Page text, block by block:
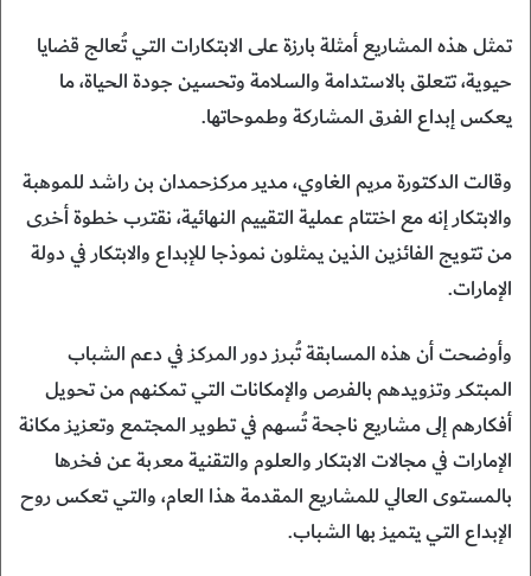
تمثل هذه المشاريع أمثلة بارزة على الابتكارات التي تُعالج قضايا
حيوية، تتعلق بالاستدامة والسلامة وتحسين جودة الحياة، ما
يعكس إبداع الفرق المشاركة وطموحاتها.
وقالت الدكتورة مريم الغاوي، مدير مركزحمدان بن راشد للموهبة
والابتكار إنه مع اختتام عملية التقييم النهائية، نقترب خطوة أخرى
من تتويج الفائزين الذين يمثلون نموذجا للإبداع والابتكار في دولة
الإمارات.
وأوضحت أن هذه المسابقة تُبرز دور المركز في دعم الشباب
المبتكر وتزويدهم بالفرص والإمكانات التي تمكنهم من تحويل
أفكارهم إلى مشاريع ناجحة تُسهم في تطوير المجتمع وتعزيز مكانة
الإمارات في مجالات الابتكار والعلوم والتقنية معربة عن فخرها
بالمستوى العالي للمشاريع المقدمة هذا العام، والتي تعكس روح
الإبداع التي يتميز بها الشباب.